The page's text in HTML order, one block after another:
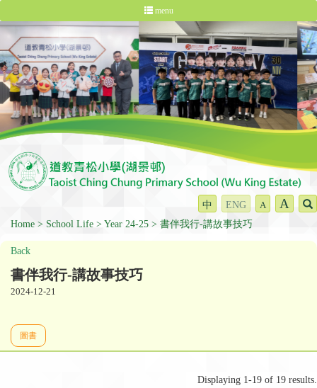
menu
中 ENG A A
Home School Life Year 24-25 書伴我行-講故事技巧
Back
書伴我行-講故事技巧
2024-12-21
圖書
Displaying 1-19 of 19 results.